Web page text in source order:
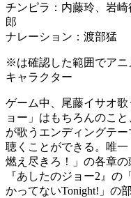
チンピラ：内藤玲、岩
郎
ナレーション：渡部猛
※は確認した範囲でアニ
キャラクター
ゲーム中、尾藤イサオ
ョー」はもちろんのこ
が歌うエンディングテ
聴くことができる。唯
燃え尽きろ！」の各章の
『あしたのジョー2』の
かってないTonight!」の